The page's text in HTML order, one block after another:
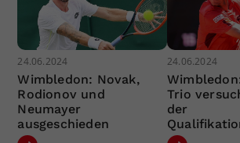
24.06.2024
Wimbledon: Novak,
Rodionov und
Neumayer
ausgeschieden
24.06.2024
Trio
der